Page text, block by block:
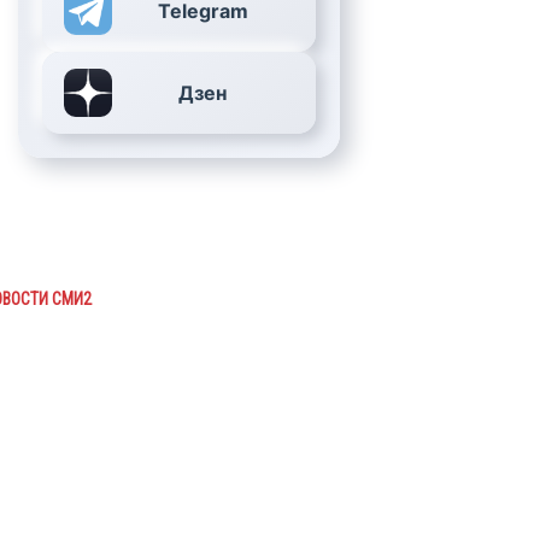
Telegram
Дзен
СМИ2